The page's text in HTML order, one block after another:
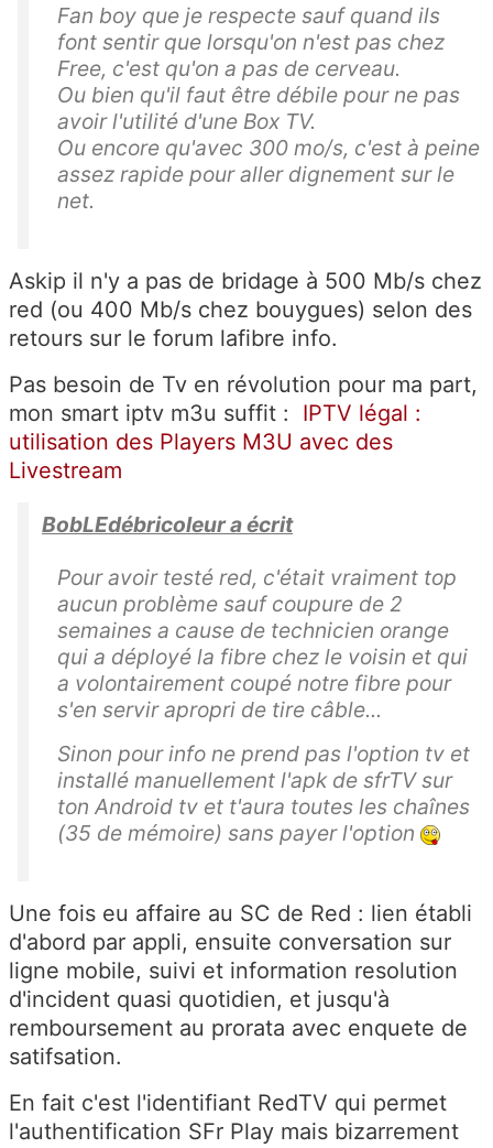
Fan boy que je respecte sauf quand ils
font sentir que lorsqu'on n'est pas chez
Free, c'est qu'on a pas de cerveau.
Ou bien qu'il faut être débile pour ne pas
avoir l'utilité d'une Box TV.
Ou encore qu'avec 300 mo/s, c'est à peine
assez rapide pour aller dignement sur le
net.
Askip il n'y a pas de bridage à 500 Mb/s chez
red (ou 400 Mb/s chez bouygues) selon des
retours sur le forum lafibre info.
Pas besoin de Tv en révolution pour ma part,
mon smart iptv m3u suffit : IPTV légal :
utilisation des Players M3U avec des
Livestream
BobLEdébricoleur a écrit
Pour avoir testé red, c'était vraiment top
aucun problème sauf coupure de 2
semaines a cause de technicien orange
qui a déployé la fibre chez le voisin et qui
a volontairement coupé notre fibre pour
s'en servir apropri de tire câble...
Sinon pour info ne prend pas l'option tv et
installé manuellement l'apk de sfrTV sur
ton Android tv et t'aura toutes les chaînes
(35 de mémoire) sans payer l'option
Une fois eu affaire au SC de Red : lien établi
d'abord par appli, ensuite conversation sur
ligne mobile, suivi et information resolution
d'incident quasi quotidien, et jusqu'à
remboursement au prorata avec enquete de
satifsation.
En fait c'est l'identifiant RedTV qui permet
l'authentification SFr Play mais bizarrement